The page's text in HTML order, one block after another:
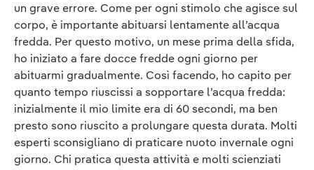
un grave errore. Come per ogni stimolo che agisce sul
corpo, è importante abituarsi lentamente all’acqua
fredda. Per questo motivo, un mese prima della sfida,
ho iniziato a fare docce fredde ogni giorno per
abituarmi gradualmente. Così facendo, ho capito per
quanto tempo riuscissi a sopportare l’acqua fredda:
inizialmente il mio limite era di 60 secondi, ma ben
presto sono riuscito a prolungare questa durata. Molti
esperti sconsigliano di praticare nuoto invernale ogni
giorno. Chi pratica questa attività e molti scienziati